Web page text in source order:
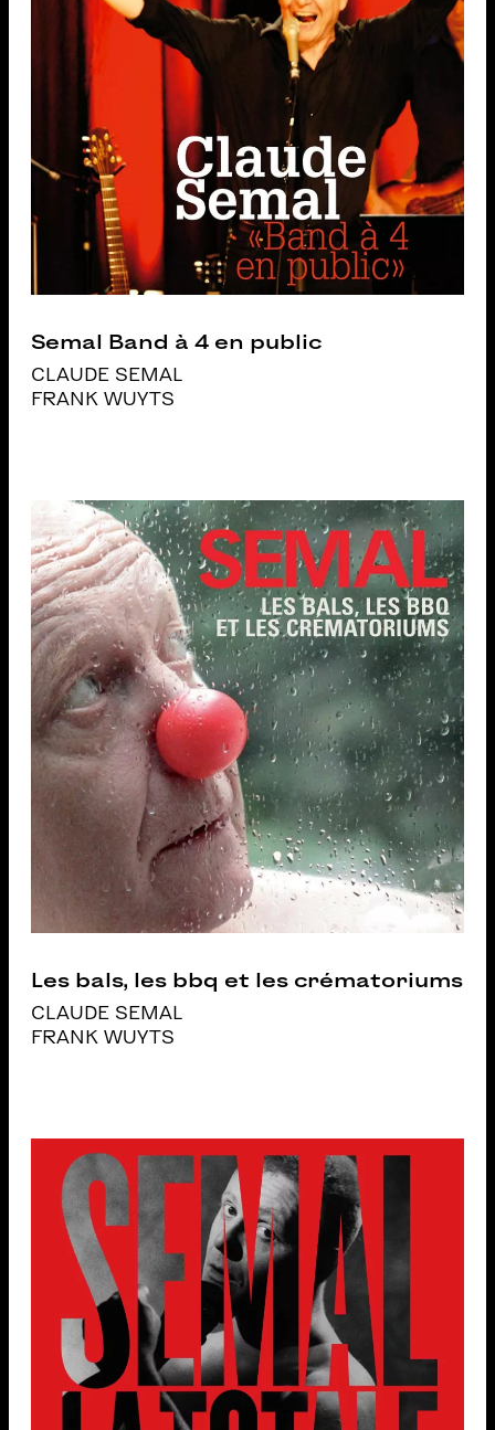
Semal Band à 4 en public
CLAUDE SEMAL
FRANK WUYTS
Les bals, les bbq et les crématoriums
CLAUDE SEMAL
FRANK WUYTS